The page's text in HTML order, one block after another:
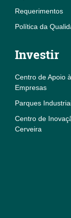
Requerimentos
Política da
Investir
Centro de Apoio
Empresas
Parques
Centro de
Cerveira